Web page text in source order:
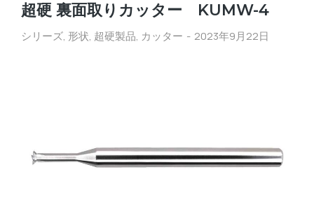
超硬 裏面取りカッター KUMW-4
シリーズ, 形状, 超硬製品, カッター 2023年9月22日